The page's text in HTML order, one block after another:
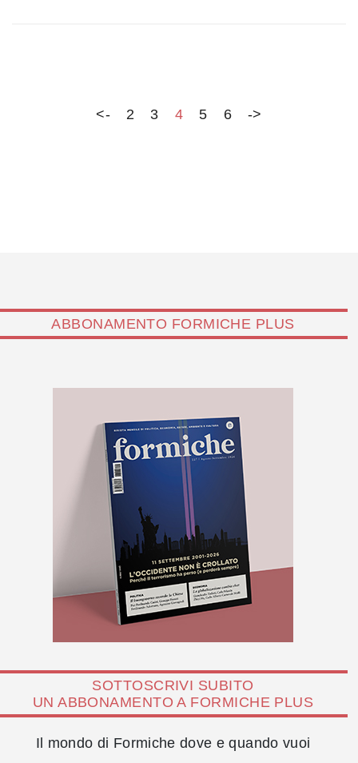
<- 2 3 4 5 6 ->
ABBONAMENTO FORMICHE PLUS
SOTTOSCRIVI SUBITO
UN ABBONAMENTO A FORMICHE PLUS
Il mondo di Formiche dove e quando vuoi